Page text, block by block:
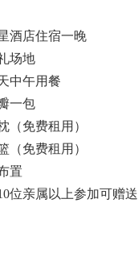
店住宿一晚
场地
午用餐
一包
免费租用）
免费租用）
置
位亲属以上参加可赠送